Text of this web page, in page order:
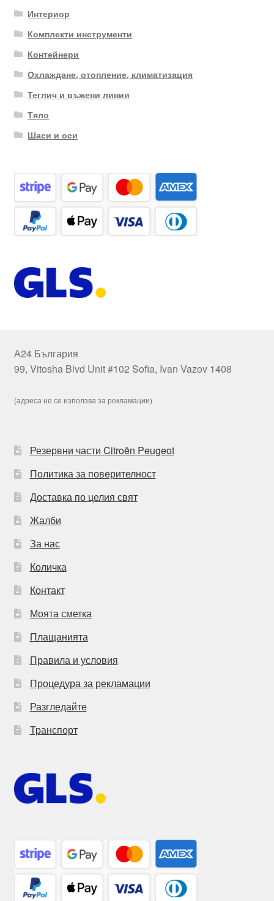
Интериор
Комплекти инструменти
Контейнери
Охлаждане, отопление, климатизация
Теглич и въжени линии
Тяло
Шаси и оси
А24 България
99, Vitosha Blvd Unit #102 Sofia, Ivan Vazov 1408
(адреса не се използва за рекламации)
Резервни части Citroën Peugeot
Политика за поверителност
Доставка по целия свят
Жалби
За нас
Количка
Контакт
Моята сметка
Плащанията
Правила и условия
Процедура за рекламации
Разгледайте
Транспорт